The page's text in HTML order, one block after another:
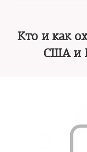
Кто и как
США и